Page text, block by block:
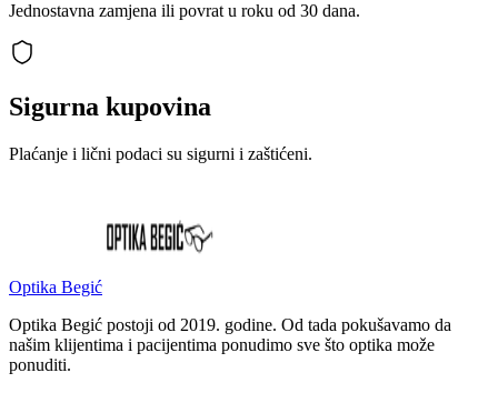
Jednostavna zamjena ili povrat u roku od 30 dana.
Sigurna kupovina
Plaćanje i lični podaci su sigurni i zaštićeni.
Optika Begić
Optika Begić postoji od 2019. godine. Od tada pokušavamo da
našim klijentima i pacijentima ponudimo sve što optika može
ponuditi.